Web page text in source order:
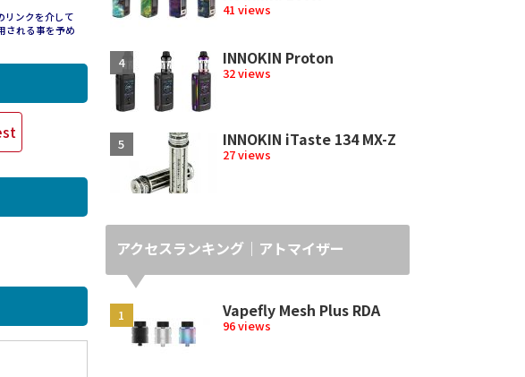
リンクを介して
される事を予め
41 views
INNOKIN Proton
32 views
INNOKIN iTaste 134 MX-Z
27 views
アクセスランキング｜アトマイザー
Vapefly Mesh Plus RDA
96 views